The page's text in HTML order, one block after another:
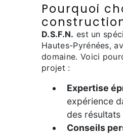
Pourquoi
D.S.F.N. est un
Hautes-Pyrénées,
domaine. Voici
projet :
Expertise
expérience
des
Conseils